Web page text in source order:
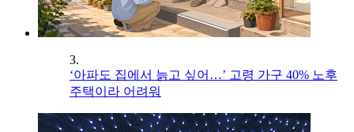
3.
‘아파도 집에서 늙고 싶어…’ 고령 가구 40% 노후
주택이라 어려워